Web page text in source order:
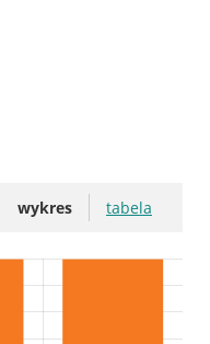
wykres tabela